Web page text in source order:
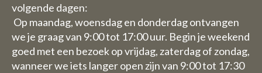
volgende dagen:
Op maandag, woensdag en donderdag ontvangen
we je graag van 9:00 tot 17:00 uur. Begin je weekend
goed met een bezoek op vrijdag, zaterdag of zondag,
wanneer we iets langer open zijn van 9:00 tot 17:30
Vanwege de vakantieperiode
hebben wij enkele aangepaste
openingstijden/ sluitingsdagen.